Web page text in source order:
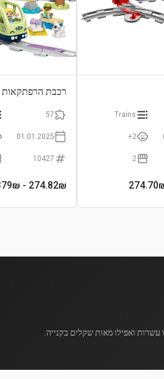
Trains
2+
2
רכבת הרפתקאות
57
01.01.2025
10427
274.82₪
- 379₪
ואפילו מאות שקלים בקנייה.